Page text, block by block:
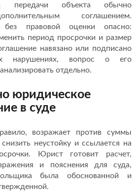
передачи объекта обычно
соглашением.
без правовой оценки опасно:
период просрочки и размер
навязано или подписано
нарушениях, вопрос о его
отдельно.
юридическое
в суде
возражает против суммы
неустойку и ссылается на
Юрист готовит расчет,
и пояснения для суда,
была обоснованной и